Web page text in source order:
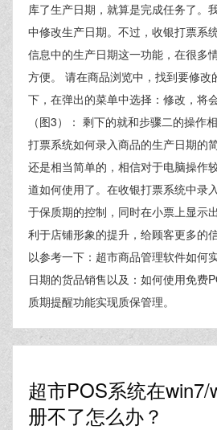
库了生产日期，就算是完成任务了。
中修改生产日期。不过，收银打票系
信息中的生产日期这一功能，在很多
方便。 请在商品浏览中，找到要修改
下，在弹出的菜单中选择：修改，将
（图3）： 剩下的就和步骤二的操作
打票系统如何录入商品的生产日期的
还是相当简单的，相信对于电脑操作
道如何使用了。在收银打票系统中录
于保质期的控制，同时在小票上显示
利于店铺形象的提升，给顾客更多的
以参考一下：超市商品管理软件如何
日期的货品销售以及：如何使用免费
质期提醒功能实现质保管理。
超市POS系统在win7/
册不了怎么办？